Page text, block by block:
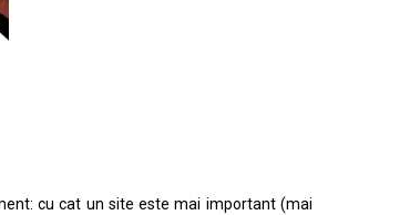
cu cat un site este mai important (mai